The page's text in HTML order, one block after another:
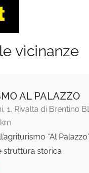
vicinanze
AL PALAZZO
1, Rivalta di Brentino BL
“Al
struttura storica